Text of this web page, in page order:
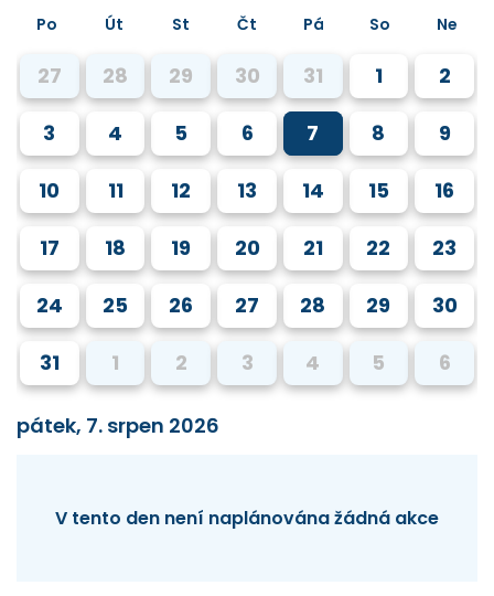
Po Út St Čt Pá So Ne
27 28 29 30 31 1 2
3 4 5 6 7 8 9
10 11 12 13 14 15 16
17 18 19 20 21 22 23
24 25 26 27 28 29 30
31 1 2 3 4 5 6
pátek, 7. srpen 2026
V tento den není naplánována žádná akce